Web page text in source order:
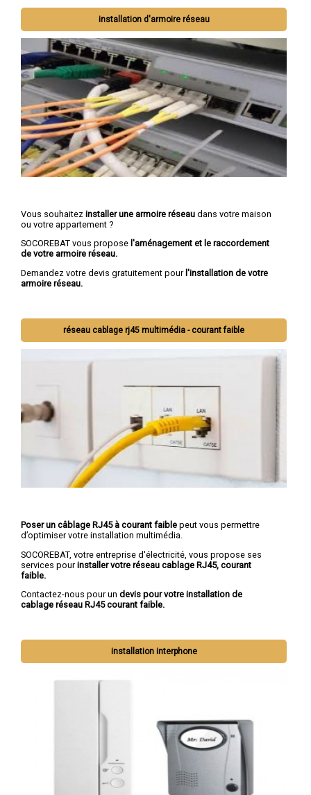
installation d'armoire réseau
Vous souhaitez installer une armoire réseau dans votre maison
ou votre appartement ?
SOCOREBAT vous propose l'aménagement et le raccordement
de votre armoire réseau.
Demandez votre devis gratuitement pourl'installation de votre
armoire réseau.
réseau cablage rj45 multimédia - courant faible
Poser un câblage RJ45 à courant faible peut vous permettre
d’optimiser votre installation multimédia.
SOCOREBAT, votre entreprise d'électricité, vous propose ses
services pourinstaller votre réseau cablage RJ45, courant
faible.
Contactez-nous pour un devis pour votre installation de
cablage réseau RJ45 courant faible.
installation interphone